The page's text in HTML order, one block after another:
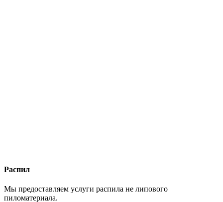
Распил
Мы предоставляем услуги распила не липового
пиломатериала.